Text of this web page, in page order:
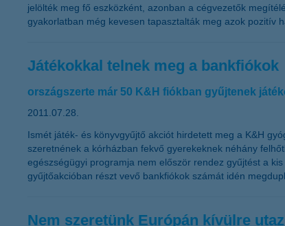
jelölték meg fő eszközként, azonban a cégvezetők
gyakorlatban még kevesen tapasztalták meg azok pozitív
Játékokkal telnek meg a bankfiókok
országszerte már 50 K&H fiókban gyűjtenek
2011.07.28.
Ismét játék- és könyvgyűjtő akciót hirdetett meg a K&H
szeretnének a kórházban fekvő gyerekeknek néhány
egészségügyi programja nem először rendez gyűjtést a
gyűjtőakcióban részt vevő bankfiókok számát idén
Nem szeretünk Európán kívülre